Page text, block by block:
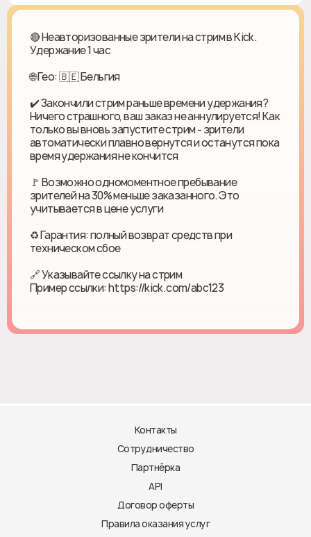
🔴 Неавторизованные зрители на стрим в Kick.
Удержание 1 час
🌐 Гео: 🇧🇪 Бельгия
✔️ Закончили стрим раньше времени удержания?
Ничего страшного, ваш заказ не аннулируется! Как
только вы вновь запустите стрим - зрители
автоматически плавно вернутся и останутся пока
время удержания не кончится
🚩 Возможно одномоментное пребывание
зрителей на 30% меньше заказанного. Это
учитывается в цене услуги
♻ Гарантия: полный возврат средств при
техническом сбое
🔗 Указывайте ссылку на стрим
Пример ссылки: https://kick.com/abc123
Контакты
Сотрудничество
Партнёрка
API
Договор оферты
Правила оказания услуг